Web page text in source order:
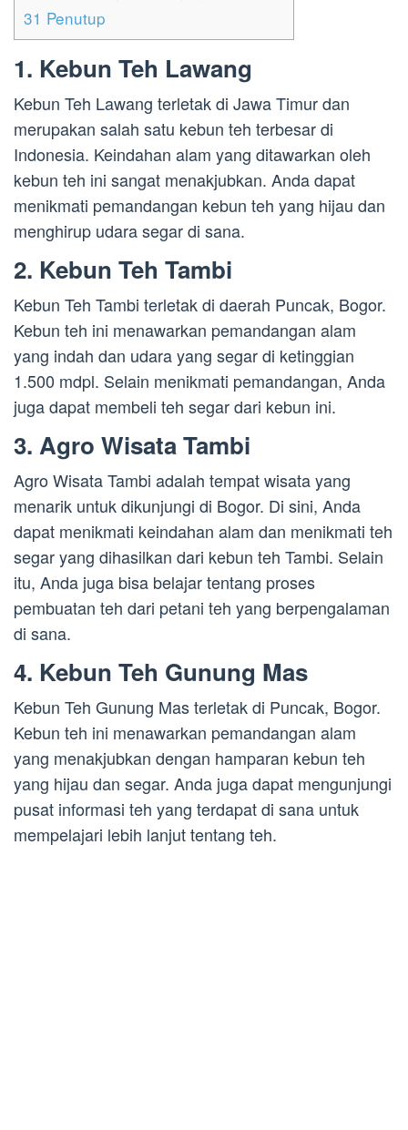
31 Penutup
1. Kebun Teh Lawang
Kebun Teh Lawang terletak di Jawa Timur dan
merupakan salah satu kebun teh terbesar di
Indonesia. Keindahan alam yang ditawarkan oleh
kebun teh ini sangat menakjubkan. Anda dapat
menikmati pemandangan kebun teh yang hijau dan
menghirup udara segar di sana.
2. Kebun Teh Tambi
Kebun Teh Tambi terletak di daerah Puncak, Bogor.
Kebun teh ini menawarkan pemandangan alam
yang indah dan udara yang segar di ketinggian
1.500 mdpl. Selain menikmati pemandangan, Anda
juga dapat membeli teh segar dari kebun ini.
3. Agro Wisata Tambi
Agro Wisata Tambi adalah tempat wisata yang
menarik untuk dikunjungi di Bogor. Di sini, Anda
dapat menikmati keindahan alam dan menikmati teh
segar yang dihasilkan dari kebun teh Tambi. Selain
itu, Anda juga bisa belajar tentang proses
pembuatan teh dari petani teh yang berpengalaman
di sana.
4. Kebun Teh Gunung Mas
Kebun Teh Gunung Mas terletak di Puncak, Bogor.
Kebun teh ini menawarkan pemandangan alam
yang menakjubkan dengan hamparan kebun teh
yang hijau dan segar. Anda juga dapat mengunjungi
pusat informasi teh yang terdapat di sana untuk
mempelajari lebih lanjut tentang teh.